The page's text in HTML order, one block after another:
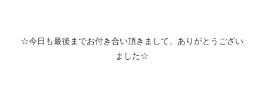
☆今日も最後までお付き合い頂きまして、ありがとうござい
ました☆